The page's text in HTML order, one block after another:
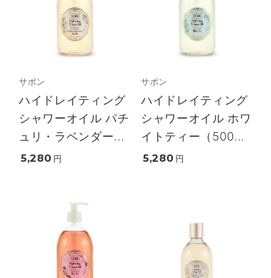
サボン
ハイドレイティング
シャワーオイル パチ
ュリ・ラベンダー...
5,280 円
サボン
ハイドレイティング
シャワーオイル ホワ
イトティー（500...
5,280 円